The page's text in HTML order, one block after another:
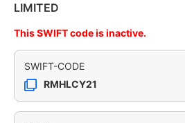
LIMITED
This SWIFT code is inactive.
SWIFT-CODE
RMHLCY21